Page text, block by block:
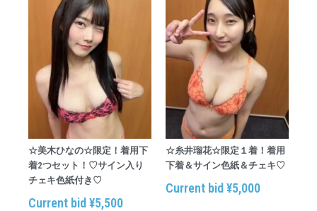
☆美木ひなの☆限定！着用下
着2つセット！♡サイン入り
チェキ色紙付き♡
Current bid¥5,500
☆糸井瑠花☆限定１着！着用
下着＆サイン色紙＆チェキ♡
Current bid¥5,000